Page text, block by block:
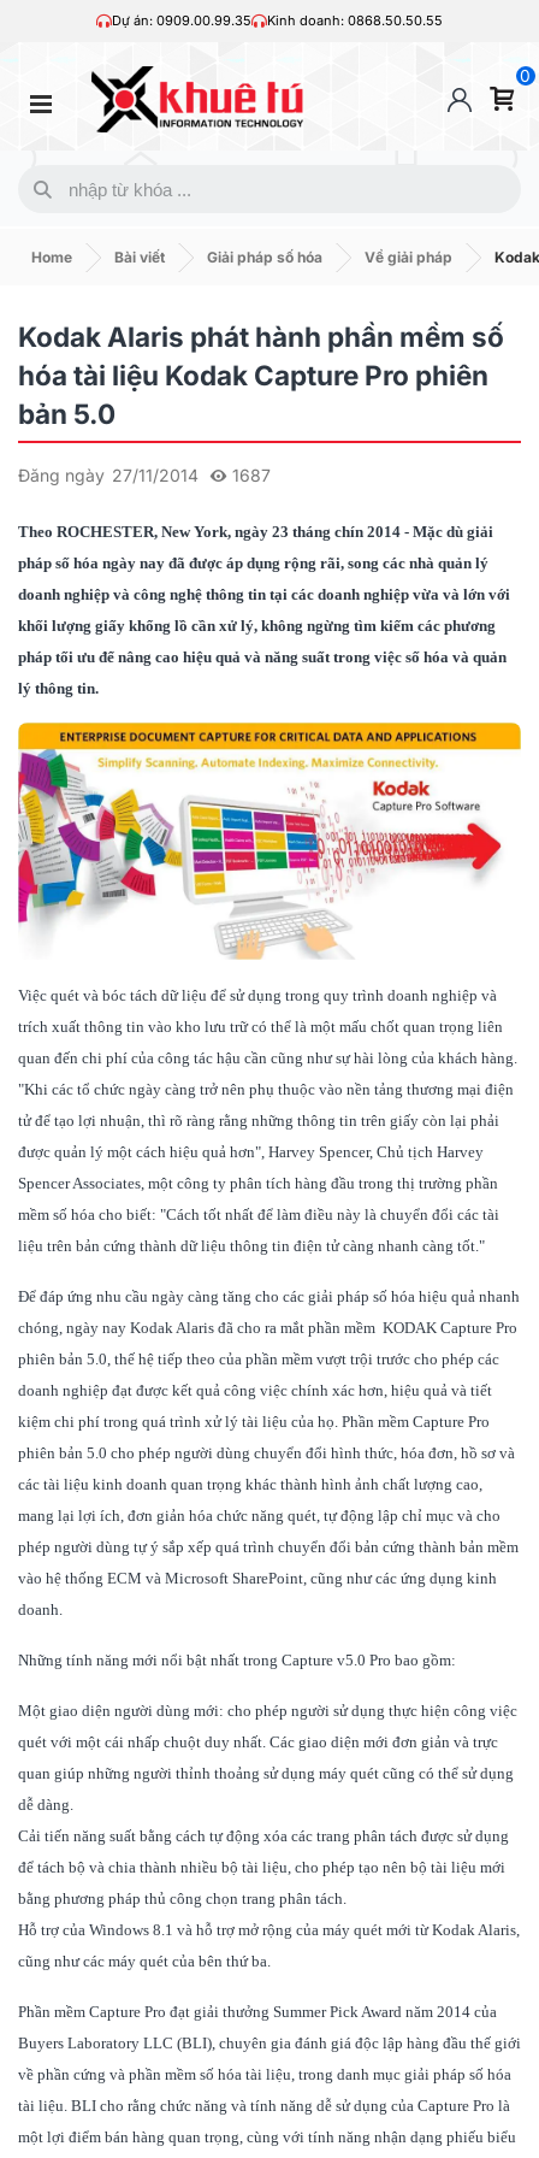
Dự án: 0909.00.99.35 Kinh doanh: 0868.50.50.55
0
Home Bài viết Giải pháp số hóa Về giải pháp
Kodak Alaris phát hành phần mềm số
hóa tài liệu Kodak Capture Pro phiên
bản 5.0
Đăng ngày 27/11/2014 1687
Theo ROCHESTER, New York, ngày 23 tháng chín 2014 - Mặc dù giải
pháp số hóa ngày nay đã được áp dụng rộng rãi, song các nhà quản lý
doanh nghiệp và công nghệ thông tin tại các doanh nghiệp vừa và lớn với
khối lượng giấy khổng lồ cần xử lý, không ngừng tìm kiếm các phương
pháp tối ưu để nâng cao hiệu quả và năng suất trong việc số hóa và quản
lý thông tin.
Việc quét và bóc tách dữ liệu để sử dụng trong quy trình doanh nghiệp và
trích xuất thông tin vào kho lưu trữ có thể là một mấu chốt quan trọng liên
quan đến chi phí của công tác hậu cần cũng như sự hài lòng của khách hàng.
"Khi các tổ chức ngày càng trở nên phụ thuộc vào nền tảng thương mại điện
tử để tạo lợi nhuận, thì rõ ràng rằng những thông tin trên giấy còn lại phải
được quản lý một cách hiệu quả hơn", Harvey Spencer, Chủ tịch Harvey
Spencer Associates, một công ty phân tích hàng đầu trong thị trường phần
mềm số hóa cho biết: "Cách tốt nhất để làm điều này là chuyển đổi các tài
liệu trên bản cứng thành dữ liệu thông tin điện tử càng nhanh càng tốt."
Để đáp ứng nhu cầu ngày càng tăng cho các giải pháp số hóa hiệu quả nhanh
chóng, ngày nay Kodak Alaris đã cho ra mắt phần mềm KODAK Capture Pro
phiên bản 5.0, thế hệ tiếp theo của phần mềm vượt trội trước cho phép các
doanh nghiệp đạt được kết quả công việc chính xác hơn, hiệu quả và tiết
kiệm chi phí trong quá trình xử lý tài liệu của họ. Phần mềm Capture Pro
phiên bản 5.0 cho phép người dùng chuyển đổi hình thức, hóa đơn, hồ sơ và
các tài liệu kinh doanh quan trọng khác thành hình ảnh chất lượng cao,
mang lại lợi ích, đơn giản hóa chức năng quét, tự động lập chỉ mục và cho
phép người dùng tự ý sắp xếp quá trình chuyển đổi bản cứng thành bản mềm
vào hệ thống ECM và Microsoft SharePoint, cũng như các ứng dụng kinh
doanh.
Những tính năng mới nổi bật nhất trong Capture v5.0 Pro bao gồm:
Một giao diện người dùng mới: cho phép người sử dụng thực hiện công việc
quét với một cái nhấp chuột duy nhất. Các giao diện mới đơn giản và trực
quan giúp những người thỉnh thoảng sử dụng máy quét cũng có thể sử dụng
dễ dàng.
Cải tiến năng suất bằng cách tự động xóa các trang phân tách được sử dụng
để tách bộ và chia thành nhiều bộ tài liệu, cho phép tạo nên bộ tài liệu mới
bằng phương pháp thủ công chọn trang phân tách.
Hỗ trợ của Windows 8.1 và hỗ trợ mở rộng của máy quét mới từ Kodak Alaris,
cũng như các máy quét của bên thứ ba.
Phần mềm Capture Pro đạt giải thưởng Summer Pick Award năm 2014 của
Buyers Laboratory LLC (BLI), chuyên gia đánh giá độc lập hàng đầu thế giới
về phần cứng và phần mềm số hóa tài liệu, trong danh mục giải pháp số hóa
tài liệu. BLI cho rằng chức năng và tính năng dễ sử dụng của Capture Pro là
một lợi điểm bán hàng quan trọng, cùng với tính năng nhận dạng phiếu biểu